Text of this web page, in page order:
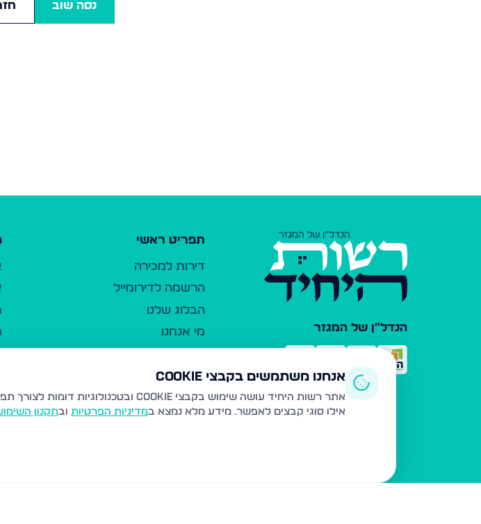
נסה שוב
הנדל"ן של המגזר
תפריט ראשי
דירות למכירה
הרשמה לדירומייל
הבלוג שלנו
מי אנחנו
כלי עזר
פרסום ברשות היחיד
משרדי תיווך
אנחנו משתמשים בקבצי Cookie
אתר רשות היחיד עושה שימוש בקבצי Cookie ובטכנולוגיות דומות לצורך תפעול האתר, שיפור חוויית המשתמש, ניתוח שימוש ושיווק מותאם.
אילו סוגי קבצים לאפשר. מידע מלא נמצא במדיניות הפרטיות ובתקנון